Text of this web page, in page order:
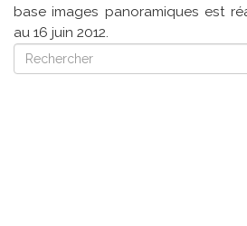
base images panoramiques est
au 16 juin 2012.
Rechercher
Rechercher